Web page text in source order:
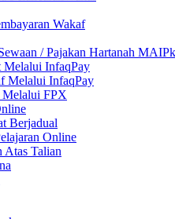
Wakaf
/ Pajakan Hartanah MAIPk
Melalui InfaqPay
Melalui InfaqPay
Melalui FPX
Berjadual
Online
Atas Talian